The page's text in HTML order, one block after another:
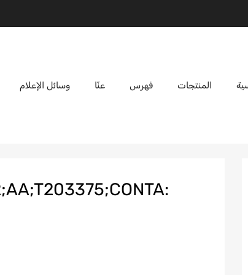
المنتجات فهرس عنّا وسائل الإعلام